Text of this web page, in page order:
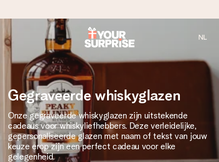
Voor 16:00 besteld, vandaag verzonden
We maken jouw cadeau met zorg en zorgen dat het
razendsnel onderweg is - zodat jij kunt geven op precies
het juiste moment, wanneer het het meeste betekent.
4,8 (gebaseerd op +8.000 reviews)
Onze cadeaus worden gewaardeerd. Klanten beoordelen
ons met een 4,7 op Google Reviews
NL
Gegraveerde whiskyglazen
Onze gegraveerde whiskyglazen zijn uitstekende
cadeaus voor whiskyliefhebbers. Deze verleidelijke,
gepersonaliseerde glazen met naam of tekst van jouw
keuze erop zijn een perfect cadeau voor elke
gelegenheid.